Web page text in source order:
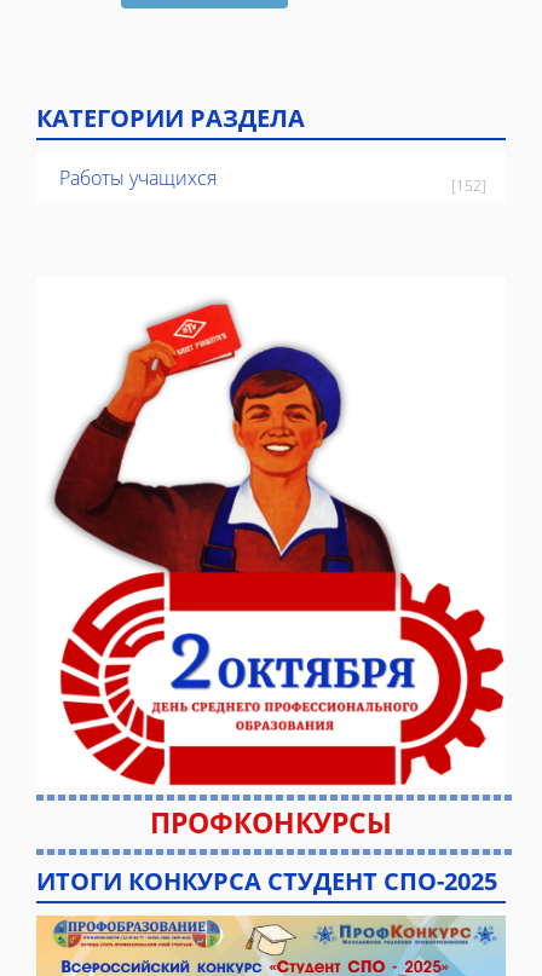
КАТЕГОРИИ РАЗДЕЛА
Работы учащихся [152]
ПРОФКОНКУРСЫ
ИТОГИ КОНКУРСА СТУДЕНТ СПО-2025